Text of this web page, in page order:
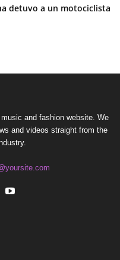
detuvo a un motociclista
and fashion website. We
and videos straight from the